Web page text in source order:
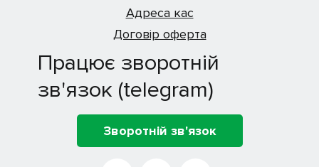
Адреса кас
Договір оферта
Працює зворотній
зв'язок (telegram)
Зворотній зв'язок